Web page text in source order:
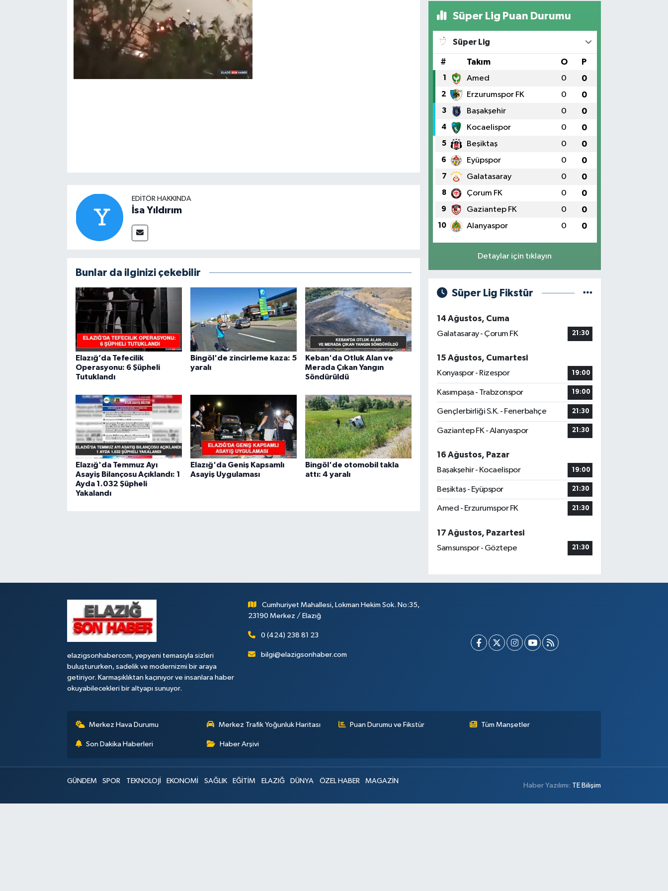
EDITÖR HAKKINDA
İsa Yıldırım
Bunlar da ilginizi çekebilir
Elazığ’da Tefecilik
Operasyonu: 6 Şüpheli
Tutuklandı
Bingöl'de zincirleme kaza: 5
yaralı
Keban'da Otluk Alan ve
Merada Çıkan Yangın
Söndürüldü
Elazığ'da Temmuz Ayı
Asayiş Bilançosu Açıklandı: 1
Ayda 1.032 Şüpheli
Yakalandı
Elazığ'da Geniş Kapsamlı
Asayiş Uygulaması
Bingöl'de otomobil takla
attı: 4 yaralı
FIRAT ÜNÜVERSİTESİ HASTANESİNİN KARŞISI TRAFİK
IŞIKLARININ YANI Üniversite Mah.Yunus Emre Bulvarı
No:2 A
Süper Lig Puan Durumu
Süper Lig
# Takım O P
1 Amed 0 0
2 Erzurumspor FK 0 0
3 Başakşehir 0 0
4 Kocaelispor 0 0
5 Beşiktaş 0 0
6 Eyüpspor 0 0
7 Galatasaray 0 0
8 Çorum FK 0 0
9 Gaziantep FK 0 0
10 Alanyaspor 0 0
Detaylar için tıklayın
Süper Lig Fikstür
14 Ağustos, Cuma
Galatasaray - Çorum FK
21:30
15 Ağustos, Cumartesi
Konyaspor - Rizespor
19:00
Kasımpaşa - Trabzonspor 19:00
Gençlerbirliği S.K. - Fenerbahçe 21:30
Gaziantep FK - Alanyaspor 21:30
16 Ağustos, Pazar
Başakşehir - Kocaelispor
19:00
Beşiktaş - Eyüpspor 21:30
Amed - Erzurumspor FK 21:30
17 Ağustos, Pazartesi
Samsunspor - Göztepe
21:30
elazigsonhabercom, yepyeni temasıyla sizleri
buluştururken, sadelik ve modernizmi bir araya
getiriyor. Karmaşıklıktan kaçınıyor ve insanlara haber
okuyabilecekleri bir altyapı sunuyor.
Cumhuriyet Mahallesi, Lokman Hekim Sok. No:35,
23190 Merkez / Elazığ
0 (424) 238 81 23
bilgi@elazigsonhaber.com
Merkez Hava Durumu Merkez Trafik Yoğunluk Haritası Puan Durumu ve Fikstür Tüm Manşetler
Son Dakika Haberleri Haber Arşivi
GÜNDEM SPOR TEKNOLOJİ EKONOMİ SAĞLIK EĞİTİM ELAZIĞ DÜNYA ÖZEL HABER MAGAZİN
Haber Yazılımı: TE Bilişim